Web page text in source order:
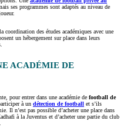
ses programmes sont adaptés au niveau de
des études académiques avec une
un hébergement sur place dans leurs
ACADÉMIE DE
pour entrer dans une académie de football de
à un détection de football et s’ils
Il n’est pas possible d’acheter une place dans
à la Juventus et d’acheter une partie du club